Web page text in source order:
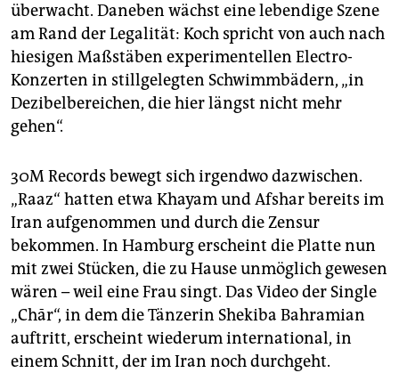
überwacht. Daneben wächst eine lebendige Szene
am Rand der Legalität: Koch spricht von auch nach
hiesigen Maßstäben experimentellen Electro-
Konzerten in stillgelegten Schwimmbädern, „in
Dezibelbereichen, die hier längst nicht mehr
gehen“.
30M Records bewegt sich irgendwo dazwischen.
„Raaz“ hatten etwa Khayam und Afshar bereits im
Iran aufgenommen und durch die Zensur
bekommen. In Hamburg erscheint die Platte nun
mit zwei Stücken, die zu Hause unmöglich gewesen
wären – weil eine Frau singt. Das Video der Single
„Chār“, in dem die Tänzerin Shekiba Bahramian
auftritt, erscheint wiederum international, in
einem Schnitt, der im Iran noch durchgeht.